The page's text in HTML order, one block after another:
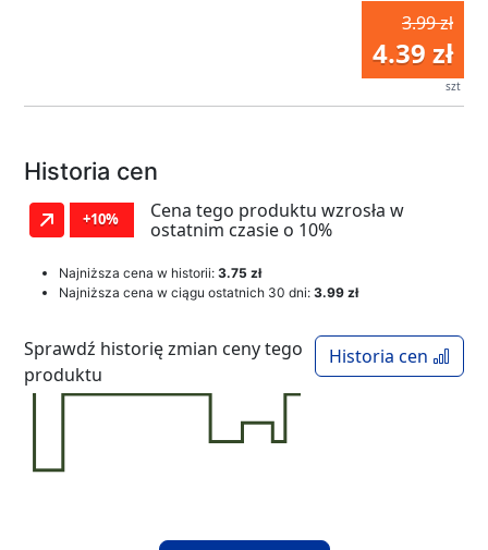
3.99 zł
4.39 zł
szt
Historia cen
+10%
Cena tego produktu wzrosła w
ostatnim czasie o 10%
Najniższa cena w historii: 3.75 zł
Najniższa cena w ciągu ostatnich 30 dni: 3.99 zł
Historia cen
Sprawdź historię zmian ceny tego
produktu